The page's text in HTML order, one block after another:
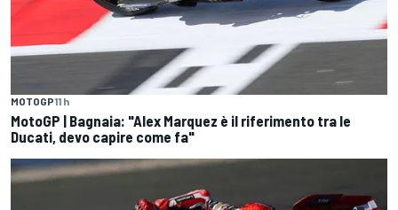
MOTOGP11 h
MotoGP | Bagnaia: "Alex Marquez è il riferimento tra le
Ducati, devo capire come fa"